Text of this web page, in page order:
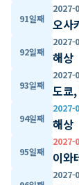
91일째
2027-
오사
92일째
2027-
해상
93일째
2027-
도쿄
94일째
2027-
해상
95일째
2027-
이와
2027-